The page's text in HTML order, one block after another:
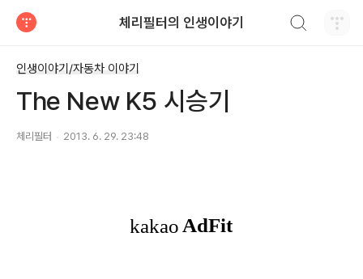
체리필터의 인생이야기
인생이야기/자동차 이야기
The New K5 시승기
체리필터 2013. 6. 29. 23:48